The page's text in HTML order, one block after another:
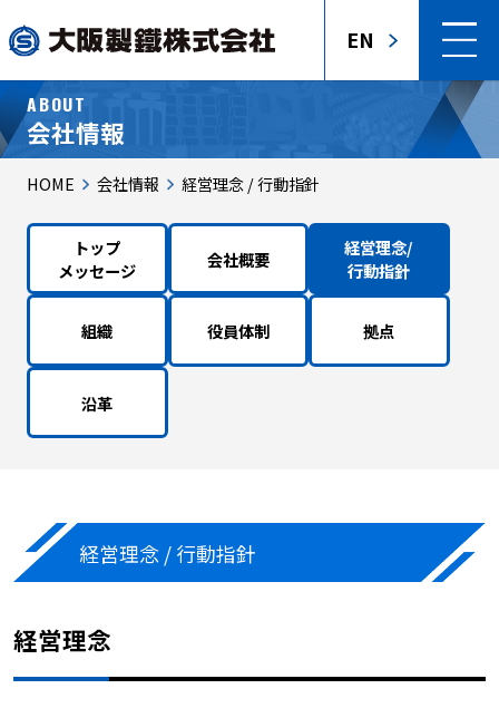
EN
ABOUT
会社情報
HOME 会社情報 経営理念 / 行動指針
トップ
メッセージ
会社概要
経営理念/
行動指針
組織 役員体制 拠点
沿革
経営理念 / 行動指針
経営理念